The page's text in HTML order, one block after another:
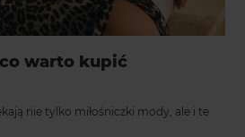
warto kupić
nie tylko miłośniczki mody, ale i te